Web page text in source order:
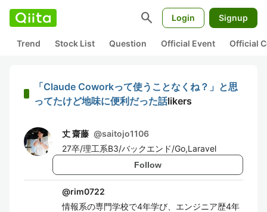
search Login Signup
Trend Stock List Question Official Event Official
「Claude Coworkって使うことなくね？」と思
ってたけど地味に便利だった話likers
丈 齋藤 @saitojo1106
27卒/理工系B3/バックエンド/Go,Laravel
Follow
@rim0722
情報系の専門学校で4年学び、エンジニア歴4年